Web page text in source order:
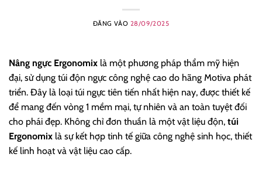
ĐĂNG VÀO 28/09/2025
Nâng ngực Ergonomix là một phương pháp thẩm mỹ hiện
đại, sử dụng túi độn ngực công nghệ cao do hãng Motiva phát
triển. Đây là loại túi ngực tiên tiến nhất hiện nay, được thiết kế
để mang đến vòng 1 mềm mại, tự nhiên và an toàn tuyệt đối
cho phái đẹp. Không chỉ đơn thuần là một vật liệu độn, túi
Ergonomix là sự kết hợp tinh tế giữa công nghệ sinh học, thiết
kế linh hoạt và vật liệu cao cấp.